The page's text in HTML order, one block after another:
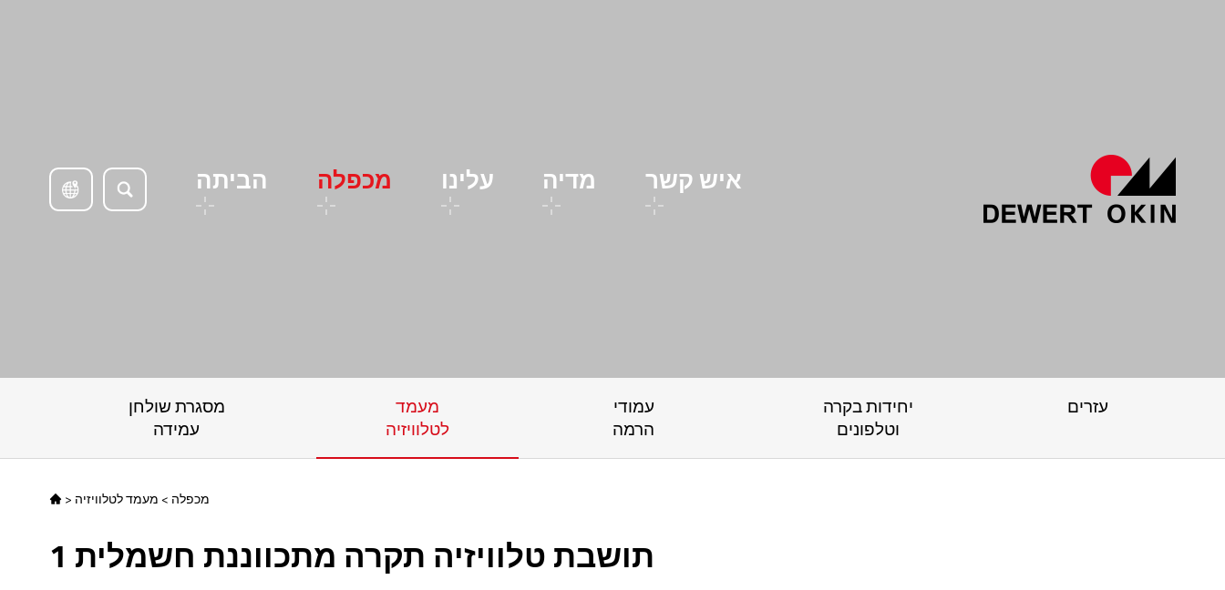
הביתה מכפלה עלינו מדיה איש קשר
מסגרת שולחן
עמידה
מעמד
לטלוויזיה
עמודי
הרמה
יחידות בקרה
וטלפונים
עזרים
 > מכפלה >מעמד לטלוויזיה
תושבת טלוויזיה תקרה מתכווננת חשמלית 1